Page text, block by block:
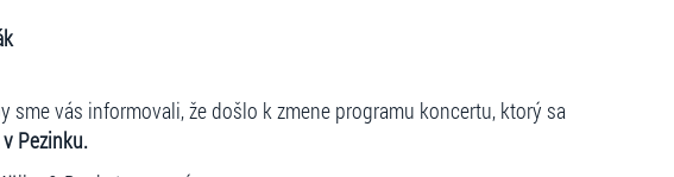
sme vás informovali, že došlo k zmene programu koncertu, ktorý sa
Pezinku.